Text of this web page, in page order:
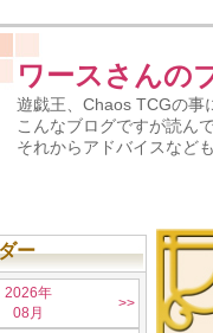
ワースさんの
遊戯王、Chaos TCGの事
こんなブログですが読ん
それからアドバイスなど
ー
2026年
08月
>>